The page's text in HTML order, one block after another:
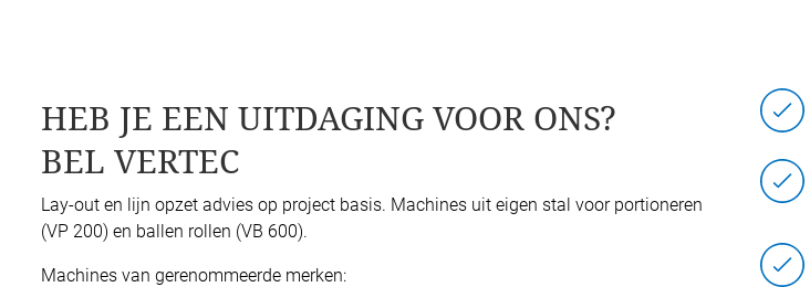
HEB JE EEN UITDAGING VOOR ONS?
BEL VERTEC
Lay-out en lijn opzet advies op project basis. Machines uit eigen stal voor portioneren
(VP 200) en ballen rollen (VB 600).
Machines van gerenommeerde merken: